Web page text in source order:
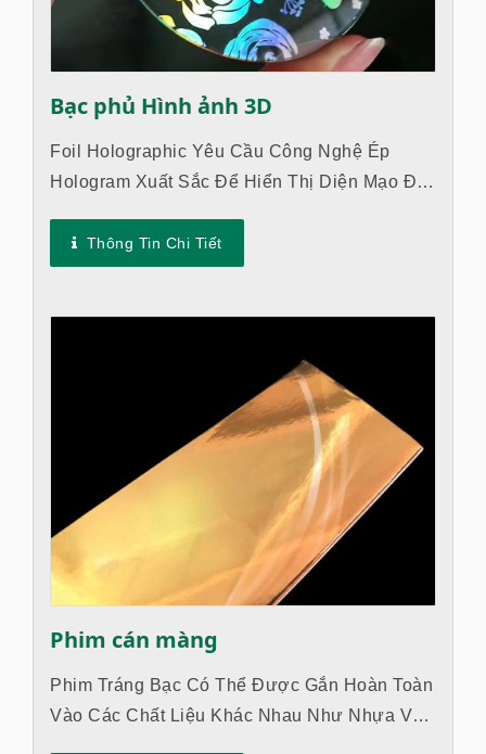
Bạc phủ Hình ảnh 3D
Foil Holographic Yêu Cầu Công Nghệ Ép
Hologram Xuất Sắc Để Hiển Thị Diện Mạo Đặc
Lớp Foil Thường Được Sử Dụng...
Thông Tin Chi Tiết
Phim cán màng
Phim Tráng Bạc Có Thể Được Gắn Hoàn Toàn
Vào Các Chất Liệu Khác Nhau Như Nhựa Và